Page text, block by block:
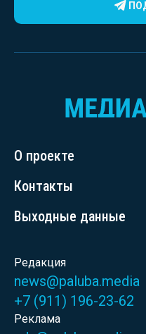
О проекте
Контакты
Выходные данные
Редакция
news@paluba.media
+7 (911) 196-23-62
Реклама